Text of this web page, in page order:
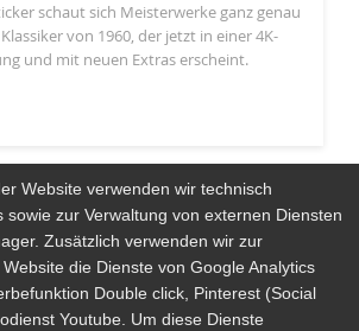
schaut sich Meisterwerke ganz genau
von 1960, der jetzt in einer 4K-
und mit neuen Extras erscheint.
Website verwenden wir technisch
sowie zur Verwaltung von externen Diensten
Zusätzlich verwenden wir zur
die Dienste von Google Analytics
Double click, Pinterest (Social
Youtube. Um diese Dienste